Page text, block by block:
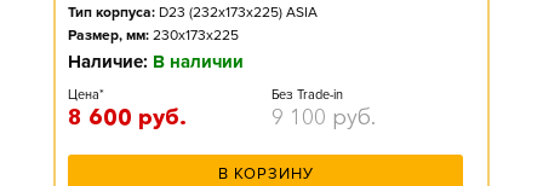
Тип корпуса: D23 (232x173x225) ASIA
Размер, мм: 230x173x225
Наличие: В наличии
Цена*
8 600 руб.
Без Trade-in
9 100 руб.
В КОРЗИНУ